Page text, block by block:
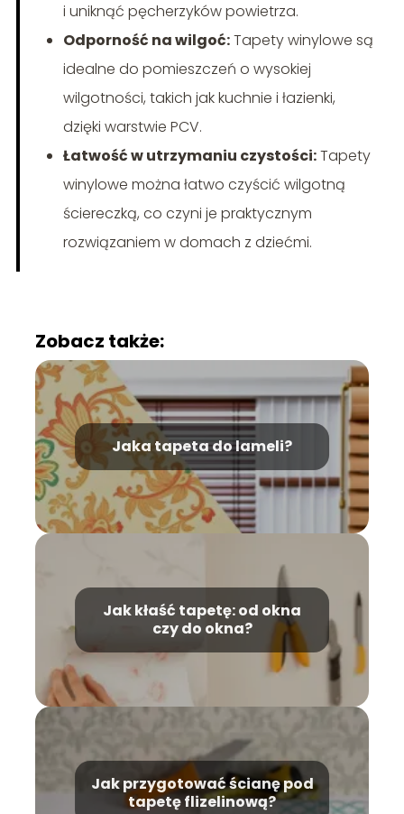
i uniknąć pęcherzyków powietrza.
Odporność na wilgoć:Tapety winylowe są
idealne do pomieszczeń o wysokiej
wilgotności, takich jak kuchnie i łazienki,
dzięki warstwie PCV.
Łatwość w utrzymaniu czystości:Tapety
winylowe można łatwo czyścić wilgotną
ściereczką, co czyni je praktycznym
rozwiązaniem w domach z dziećmi.
Zobacz także:
Jaka tapeta do lameli?
Jak kłaść tapetę: od okna
czy do okna?
Jak przygotować ścianę pod
tapetę flizelinową?